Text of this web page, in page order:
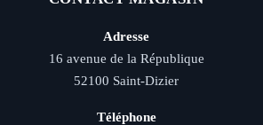
Adresse
16 avenue de la République
52100 Saint-Dizier
Téléphone